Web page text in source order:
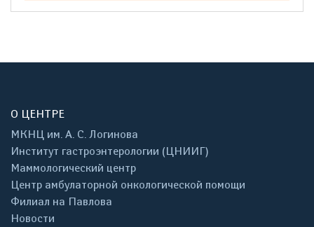
О ЦЕНТРЕ
МКНЦ им. А. С. Логинова
Институт гастроэнтерологии (ЦНИИГ)
Маммологический центр
Центр амбулаторной онкологической помощи
Филиал на Павлова
Новости